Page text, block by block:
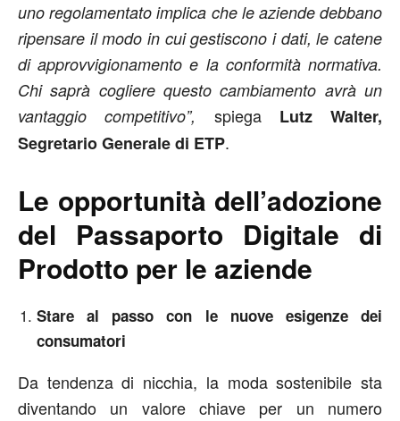
uno regolamentato implica che le aziende debbano
ripensare il modo in cui gestiscono i dati, le catene
di approvvigionamento e la conformità normativa.
Chi saprà cogliere questo cambiamento avrà un
vantaggio competitivo”, spiega Lutz Walter,
Segretario Generale di ETP.
Le opportunità dell’adozione
del Passaporto Digitale di
Prodotto per le aziende
Stare al passo con le nuove esigenze dei
consumatori
Da tendenza di nicchia, la moda sostenibile sta
diventando un valore chiave per un numero